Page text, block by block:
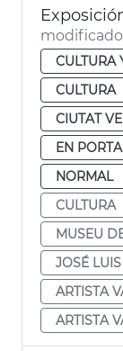
modificado
CULTURA
CULTURA
CIUTAT
EN
NORMAL
CULTURA
MUSEU
JOSÉ
ARTISTA
ARTISTA